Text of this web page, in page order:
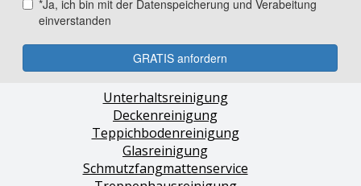
Unterhaltsreinigung
Deckenreinigung
Teppichbodenreinigung
Glasreinigung
Schmutzfangmattenservice